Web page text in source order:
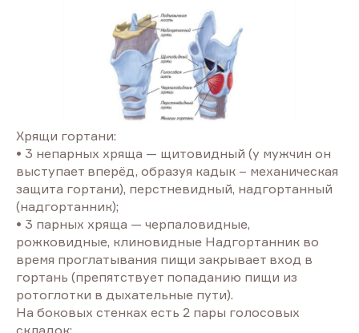
Хрящи гортани:
• 3 непарных хряща — щитовидный (у мужчин он
выступает вперёд, образуя кадык – механическая
защита гортани), перстневидный, надгортанный
(надгортанник);
• 3 парных хряща — черпаловидные,
рожковидные, клиновидные Надгортанник во
время проглатывания пищи закрывает вход в
гортань (препятствует попаданию пищи из
ротоглотки в дыхательные пути).
На боковых стенках есть 2 пары голосовых